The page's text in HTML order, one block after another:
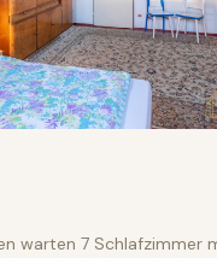
warten 7 Schlafzimmer